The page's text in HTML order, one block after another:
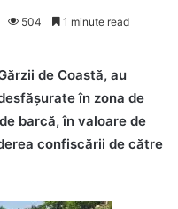
504 1 minute read
de Coastă, au
în zona de
barcă, în valoare de
confiscării de către